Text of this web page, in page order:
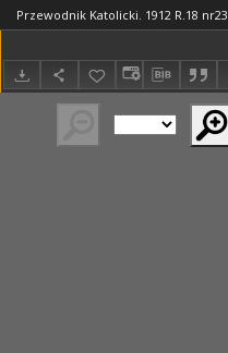
Przewodnik Katolicki. 1912 R.18 nr23